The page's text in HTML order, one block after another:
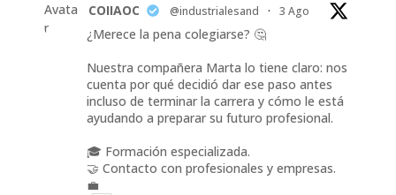
Avata
r
COIIAOC @industrialesand · 3 Ago
¿Merece la pena colegiarse? 🤔
Nuestra compañera Marta lo tiene claro: nos
cuenta por qué decidió dar ese paso antes
incluso de terminar la carrera y cómo le está
ayudando a preparar su futuro profesional.
🎓 Formación especializada.
🤝 Contacto con profesionales y empresas.
💼